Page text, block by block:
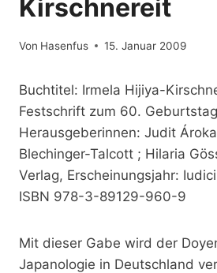
Kirschnereit
Von Hasenfus 15. Januar 2009
Buchtitel: Irmela Hijiya-
Festschrift zum 60. Geburtstag
Herausgeberinnen: Judit
Blechinger-Talcott ; Hilaria
Verlag, Erscheinungsjahr:
ISBN 978-3-89129-960-9
Mit dieser Gabe wird der
Japanologie in Deutschland